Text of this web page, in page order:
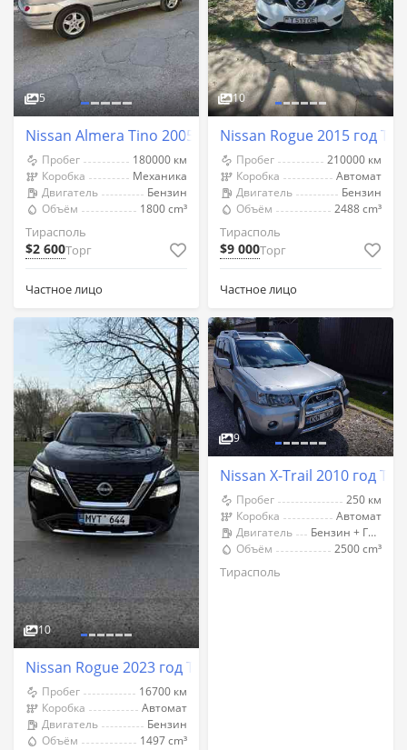
5
Nissan Almera Tino 2005 год Тирасполь
Пробег
180000 км
Коробка
Механика
Двигатель
Бензин
Объём
1800 cm³
Тирасполь
$2 600Торг
Частное лицо
10
Nissan Rogue 2015 год
Пробег
210000 км
Коробка
Автомат
Двигатель
Бензин
Объём
2488 cm³
Тирасполь
$9 000Торг
Частное лицо
10
Nissan Rogue 2023 год Тирасполь
Пробег
16700 км
Коробка
Автомат
Двигатель
Бензин
Объём
1497 cm³
9
Nissan X-Trail 2010 год
Пробег
250 км
Коробка
Автомат
Двигатель
Бензин + Газ (Метан)
Объём
2500 cm³
Тирасполь